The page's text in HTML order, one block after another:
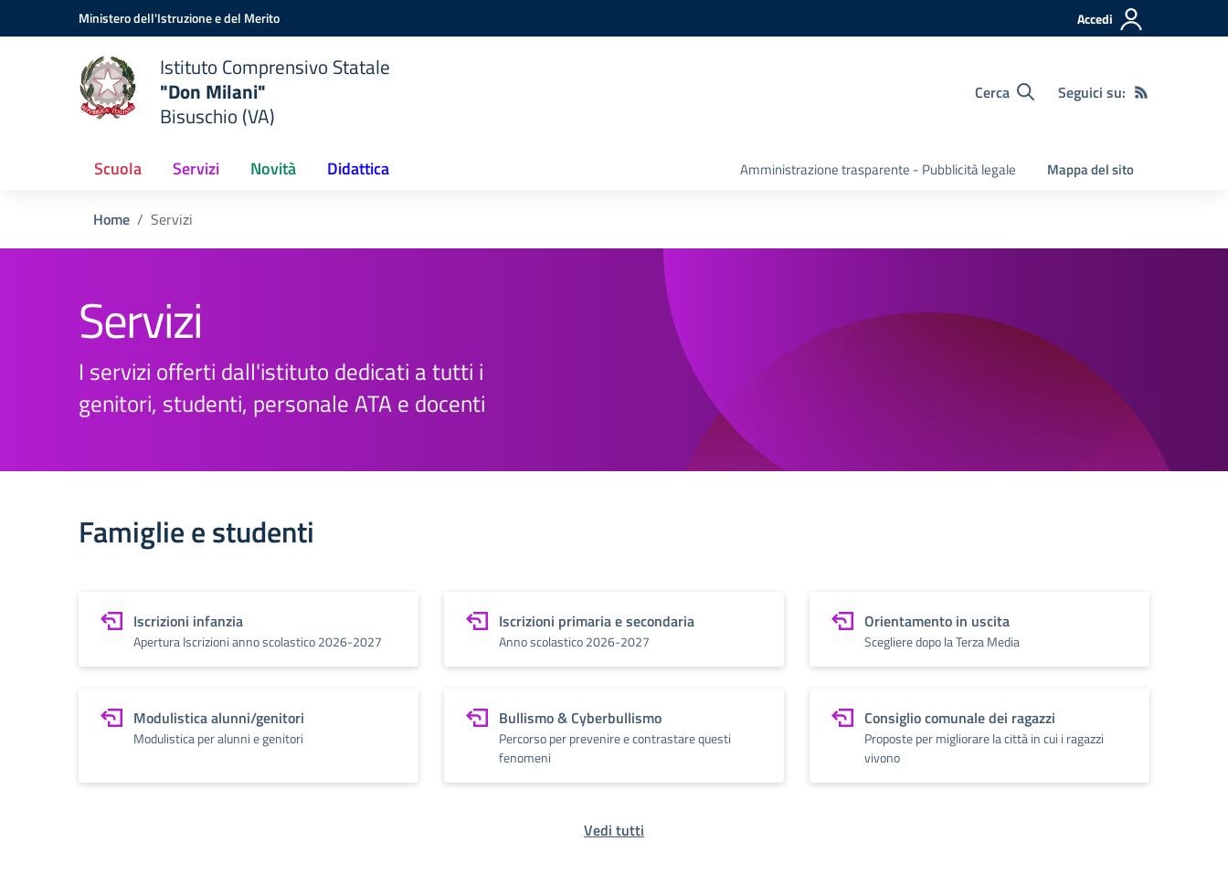
Vai ai contenuti
Vai al menu di navigazioneMinistero dell'Istruzione e del Merito Accedi
Istituto Comprensivo Statale
"Don Milani"
Bisuschio (VA)
Cerca Seguici su:
Scuola Servizi Novità Didattica Amministrazione trasparente - Pubblicità legale Mappa del sito
Home Servizi
Servizi
I servizi offerti dall'istituto dedicati a tutti i
genitori, studenti, personale ATA e docenti
Famiglie e studenti
Iscrizioni infanzia
Apertura Iscrizioni anno scolastico 2026-2027
Iscrizioni primaria e secondaria
Anno scolastico 2026-2027
Orientamento in uscita
Scegliere dopo la Terza Media
Modulistica alunni/genitori
Modulistica per alunni e genitori
Bullismo & Cyberbullismo
Percorso per prevenire e contrastare questi
fenomeni
Consiglio comunale dei ragazzi
Proposte per migliorare la città in cui i ragazzi
vivono
Vedi tutti